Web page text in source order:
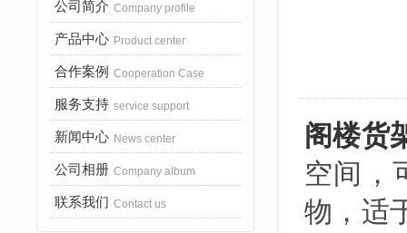
公司简介 Company profile
产品中心 Product center
合作案例 Cooperation Case
服务支持 service support
新闻中心 News center
公司相册 Company album
联系我们 Contact us
阁楼货
空间，
物，适